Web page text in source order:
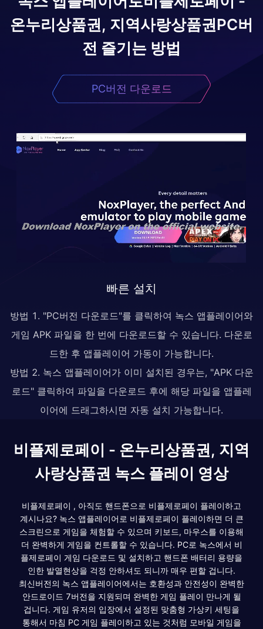
온누리상품권, 지역사랑상품권PC버
전 즐기는 방법
PC버전 다운로드
빠른 설치
방법 1. "PC버전 다운로드"를 클릭하여 녹스 앱플레이어와
게임 APK 파일을 한 번에 다운로드할 수 있습니다. 다운로
드한 후 앱플레이어 가동이 가능합니다.
방법 2. 녹스 앱플레이어가 이미 설치된 경우는, "APK 다운
로드" 클릭하여 파일을 다운로드 후에 해당 파일을 앱플레
이어에 드래그하시면 자동 설치 가능합니다.
비플제로페이 - 온누리상품권, 지역
사랑상품권 녹스 플레이 영상
비플제로페이 , 아직도 핸드폰으로 비플제로페이 플레이하고
계시나요? 녹스 앱플레이어로 비플제로페이 플레이하면 더 큰
스크린으로 게임을 체험할 수 있으며 키보드, 마우스를 이용해
더 완벽하게 게임을 컨트롤할 수 있습니다. PC로 녹스에서 비
플제로페이 게임 다운로드 및 설치하고 핸드폰 배터리 용량을
인한 발열현상을 걱정 안하셔도 되니까 매우 편할 겁니다.
최신버전의 녹스 앱플레이어에서는 호환성과 안전성이 완벽한
안드로이드 7버전을 지원되며 완벽한 게임 플레이 만나게 될
겁니다. 게임 유저의 입장에서 설정된 맞춤형 가상키 세팅을
통해서 마침 PC 게임 플레이하고 있는 것처럼 모바일 게임을